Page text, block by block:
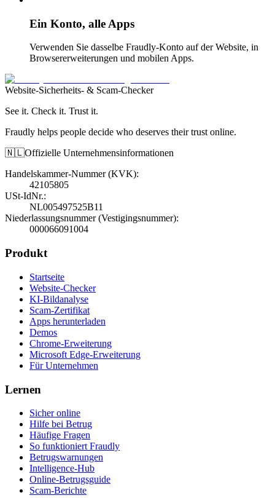
Ein Konto, alle Apps
Verwenden Sie dasselbe Fraudly-Konto auf der Website, in
Browsererweiterungen und mobilen Apps.
Website-Sicherheits- & Scam-Checker
See it. Check it. Trust it.
Fraudly helps people decide who deserves their trust online.
🇳🇱Offizielle Unternehmensinformationen
Handelskammer-Nummer (KVK):
42105805
USt-IdNr.:
NL005497525B11
Niederlassungsnummer (Vestigingsnummer):
000066091004
Produkt
Startseite
Website-Checker
KI-Bildanalyse
Scam-Zertifikat
Apps herunterladen
Demos
Chrome-Erweiterung
Microsoft Edge-Erweiterung
Für Unternehmen
Lernen
Sicher online
Hilfe bei Betrug
Häufige Fragen
So funktioniert Fraudly
Betrugswarnungen
Intelligence-Hub
Online-Betrugsguide
Scam-Berichte